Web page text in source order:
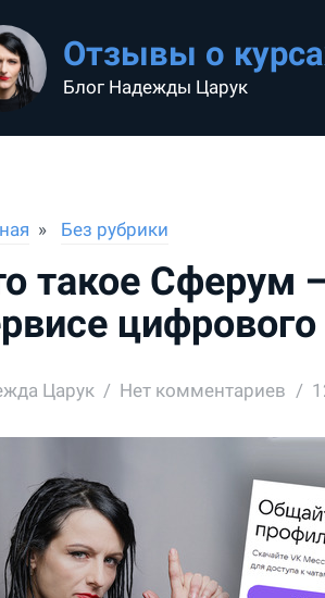
Отзывы о
Блог Надежды Царук
Без рубрики
такое Сферум
Царук Нет комментариев